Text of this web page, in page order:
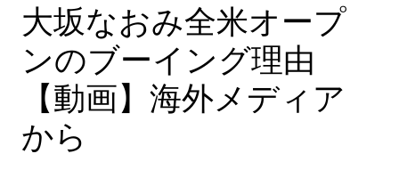
大坂なおみ全米オープ
ンのブーイング理由
【動画】海外メディア
から